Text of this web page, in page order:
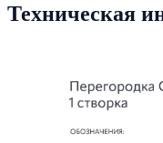
Техническая